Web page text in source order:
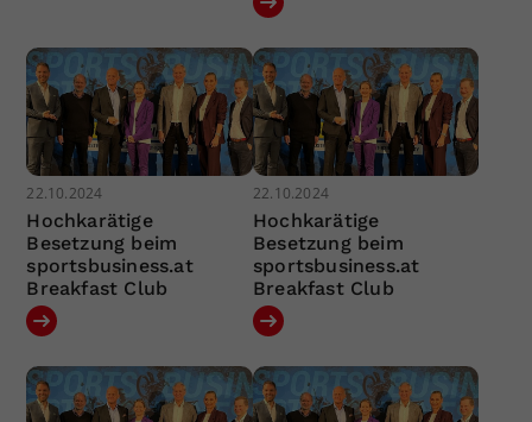
22.10.2024
Hochkarätige
Besetzung beim
sportsbusiness.at
Breakfast Club
22.10.2024
Hochkarätige
Besetzung beim
sportsbusiness.at
Breakfast Club